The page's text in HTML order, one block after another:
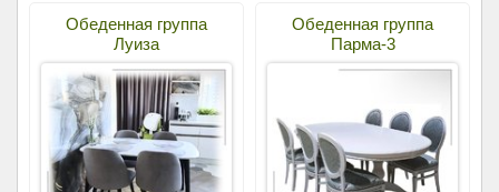
Обеденная группа
Луиза
Обеденная группа
Парма-3